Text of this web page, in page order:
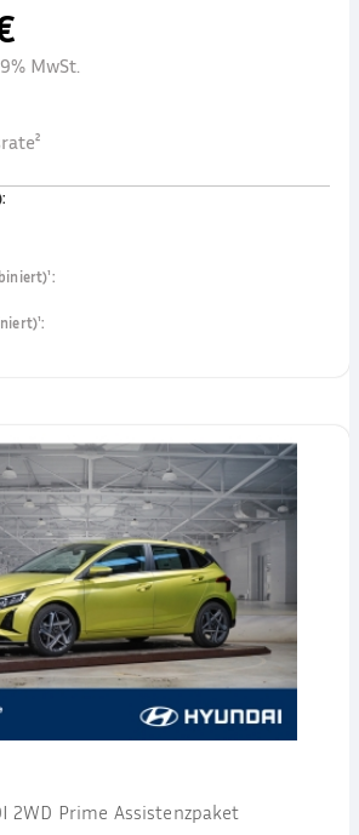
MwSt.
:
:
:
2WD Prime Assistenzpaket